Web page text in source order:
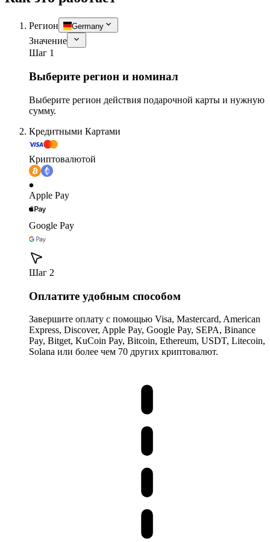
Регион Germany
Значение
Шаг 1
Выберите регион и номинал
Выберите регион действия подарочной карты и нужную
сумму.
Кредитными Картами
Криптовалютой
Apple Pay
Google Pay
Шаг 2
Оплатите удобным способом
Завершите оплату с помощью Visa, Mastercard, American
Express, Discover, Apple Pay, Google Pay, SEPA, Binance
Pay, Bitget, KuCoin Pay, Bitcoin, Ethereum, USDT, Litecoin,
Solana или более чем 70 других криптовалют.